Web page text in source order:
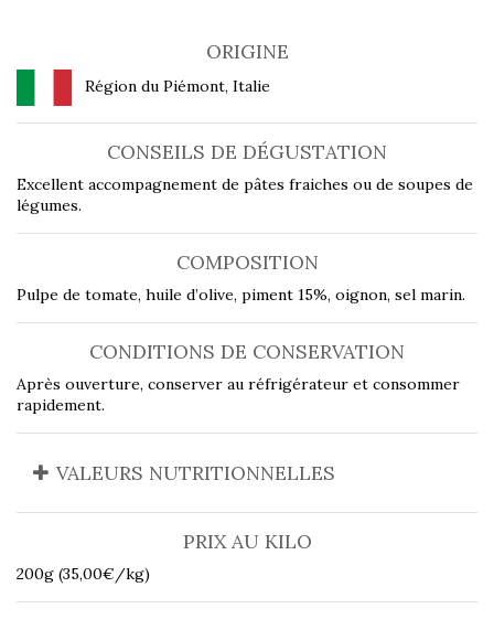
ORIGINE
Région du Piémont, Italie
CONSEILS DE DÉGUSTATION
Excellent accompagnement de pâtes fraiches ou de soupes de
légumes.
COMPOSITION
Pulpe de tomate, huile d’olive, piment 15%, oignon, sel marin.
CONDITIONS DE CONSERVATION
Après ouverture, conserver au réfrigérateur et consommer
rapidement.
VALEURS NUTRITIONNELLES
PRIX AU KILO
200g (35,00€/kg)